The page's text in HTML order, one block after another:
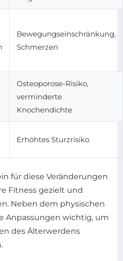
Bewegungseinschränkung,
Schmerzen
Osteoporose-Risiko,
verminderte
Knochendichte
Erhöhtes Sturzrisiko
für diese Veränderungen
Fitness gezielt und
Neben dem physischen
Anpassungen wichtig, um
des Älterwerdens